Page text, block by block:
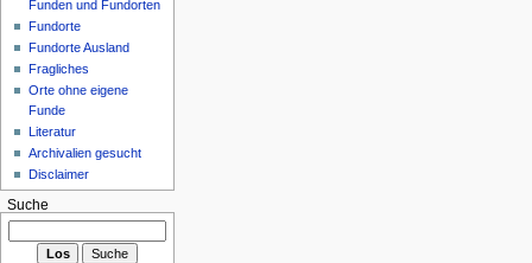
Funden und Fundorten
Fundorte
Fundorte Ausland
Fragliches
Orte ohne eigene
Funde
Literatur
Archivalien gesucht
Disclaimer
Suche